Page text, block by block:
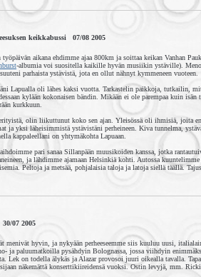
keikkabussi 07/08 2005
aikana ehdimme ajaa 800km ja soittaa keikan Vanhan
-albumia voi suositella kaikille hyvän musiikin ystäville).
parhaista ystävistä, jota en ollut nähnyt kymmeneen vuoteen.
Lapualla oli lähes kaksi vuotta. Tarkastelin paikkoja, tutkailin,
kylään kokonaisen bändin. Mikään ei ole parempaa kuin
kurkkuun.
olin liikuttunut koko sen ajan. Yleisössä oli ihmisiä, joita
ja yksi läheisimmistä ystävistäni perheineen. Kiva tunnelma,
kappaleellani on yhtymäkohta Lapuaan.
pari sanaa Sillanpään muusikoiden kanssa, jotka
ja lähdimme ajamaan Helsinkiä kohti. Autossa
Peltoja ja metsää, pohjalaisia taloja ja latoja siellä täällä.
07 2005
menivät hyvin, ja nykyään perheeseemme siis kuuluu uusi,
ja paluumatkoilla pysähdyin Bolognassa, jossa viihdyin
Lek on todella älykäs ja Alazar provosoi juuri oikealla tavalla.
näkemättä konserttikiireidensä vuoksi. Ostin levyjä, mm.